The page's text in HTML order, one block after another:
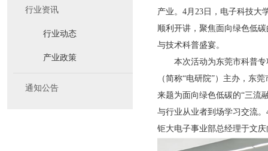
行业资讯
行业动态
产业政策
通知公告
产业。4月23日，电子科技大
顺利开讲，聚焦面向绿色低
与技术科普盛宴。
本次活动为东莞市科普专
（简称“电研院”）主办，东
来题为面向绿色低碳的“三流
与行业从业者到场学习交流
钜大电子事业部总经理于文